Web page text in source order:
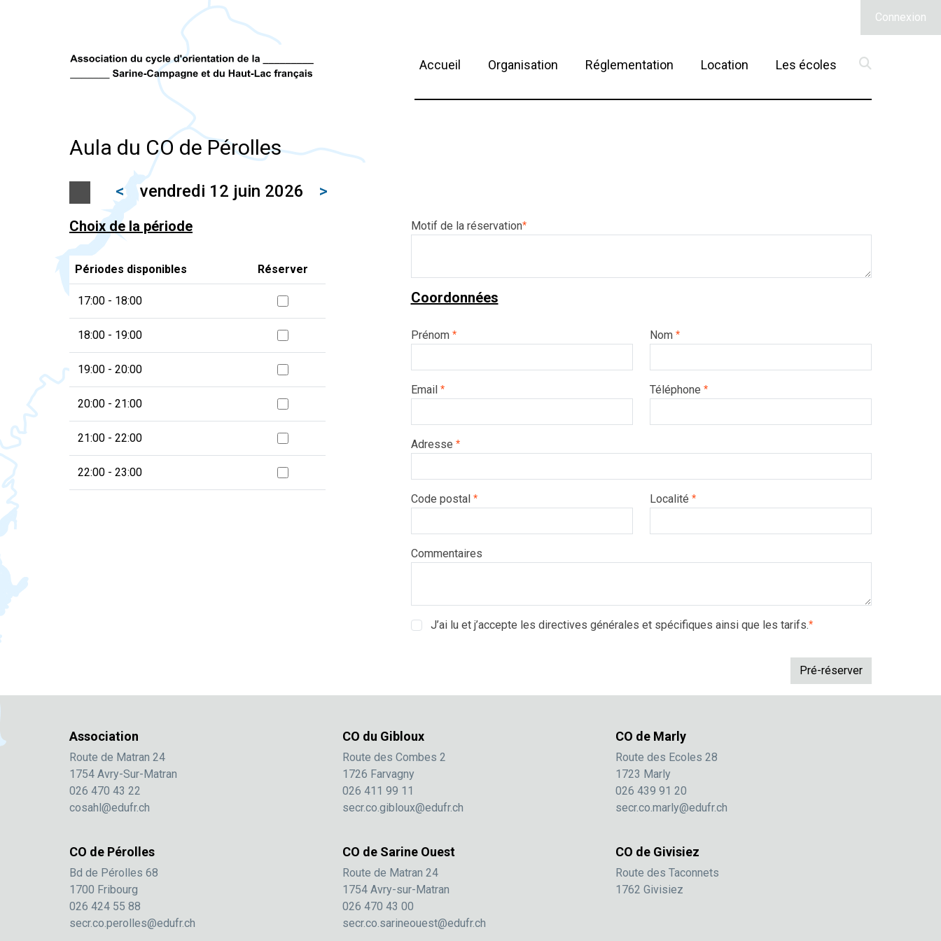
Accueil Organisation Réglementation Location (current)Les écoles
Connexion
Aula du CO de Pérolles
< vendredi 12 juin 2026 >
Choix de la période
Périodes disponibles Réserver
17:00 - 18:00
18:00 - 19:00
19:00 - 20:00
20:00 - 21:00
21:00 - 22:00
22:00 - 23:00
Motif de la réservation*
Coordonnées
Prénom * Nom *
Email * Téléphone *
Adresse *
Code postal * Localité *
Commentaires
J’ai lu et j’accepte les directives générales et spécifiques ainsi que les tarifs.*
Association
Route de Matran 24
1754 Avry-Sur-Matran
026 470 43 22
cosahl@edufr.ch
CO du Gibloux
Route des Combes 2
1726 Farvagny
026 411 99 11
secr.co.gibloux@edufr.ch
CO de Marly
Route des Ecoles 28
1723 Marly
026 439 91 20
secr.co.marly@edufr.ch
CO de Pérolles
Bd de Pérolles 68
1700 Fribourg
026 424 55 88
secr.co.perolles@edufr.ch
CO de Sarine Ouest
Route de Matran 24
1754 Avry-sur-Matran
026 470 43 00
secr.co.sarineouest@edufr.ch
CO de Givisiez
Route des Taconnets
1762 Givisiez